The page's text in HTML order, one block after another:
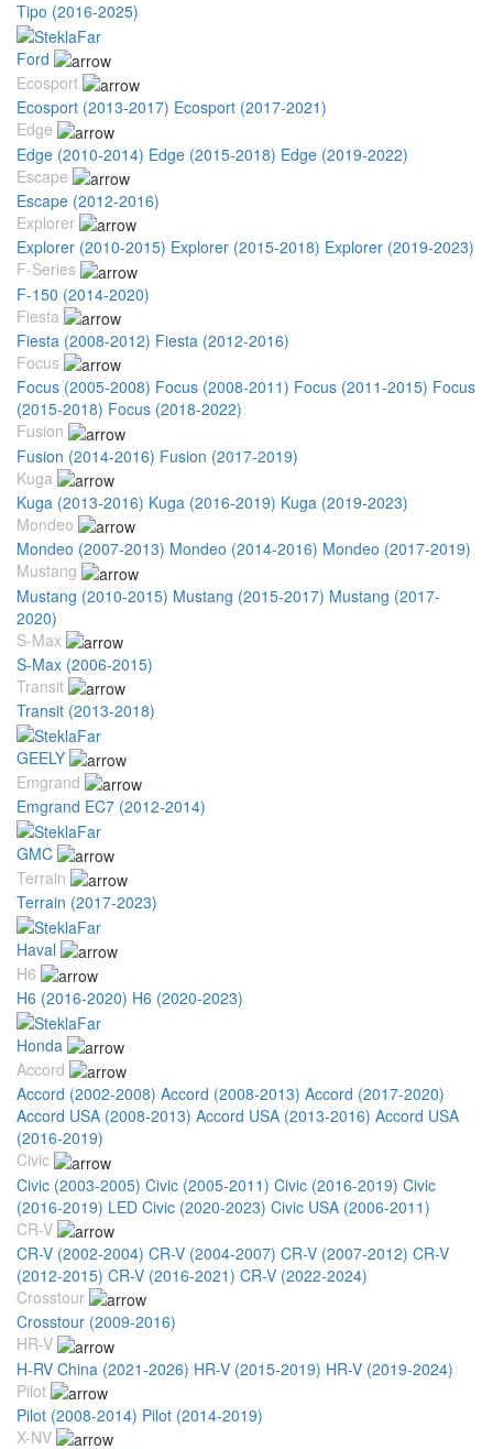
Tipo (2016-2025)
Ford
Ecosport
Ecosport (2013-2017) Ecosport (2017-2021)
Edge
Edge (2010-2014) Edge (2015-2018) Edge (2019-2022)
Escape
Escape (2012-2016)
Explorer
Explorer (2010-2015) Explorer (2015-2018) Explorer (2019-2023)
F-Series
F-150 (2014-2020)
Fiesta
Fiesta (2008-2012) Fiesta (2012-2016)
Focus
Focus (2005-2008) Focus (2008-2011) Focus (2011-2015) Focus
(2015-2018) Focus (2018-2022)
Fusion
Fusion (2014-2016) Fusion (2017-2019)
Kuga
Kuga (2013-2016) Kuga (2016-2019) Kuga (2019-2023)
Mondeo
Mondeo (2007-2013) Mondeo (2014-2016) Mondeo (2017-2019)
Mustang
Mustang (2010-2015) Mustang (2015-2017) Mustang (2017-
2020)
S-Max
S-Max (2006-2015)
Transit
Transit (2013-2018)
GEELY
Emgrand
Emgrand EC7 (2012-2014)
GMC
Terrain
Terrain (2017-2023)
Haval
H6
H6 (2016-2020) H6 (2020-2023)
Honda
Accord
Accord (2002-2008) Accord (2008-2013) Accord (2017-2020)
Accord USA (2008-2013) Accord USA (2013-2016) Accord USA
(2016-2019)
Civic
Civic (2003-2005) Civic (2005-2011) Civic (2016-2019) Civic
(2016-2019) LED Civic (2020-2023) Civic USA (2006-2011)
CR-V
CR-V (2002-2004) CR-V (2004-2007) CR-V (2007-2012) CR-V
(2012-2015) CR-V (2016-2021) CR-V (2022-2024)
Crosstour
Crosstour (2009-2016)
HR-V
H-RV China (2021-2026) HR-V (2015-2019) HR-V (2019-2024)
Pilot
Pilot (2008-2014) Pilot (2014-2019)
X-NV